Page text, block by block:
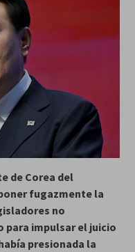
de Corea del
fugazmente la
no
para impulsar el juicio
presionada la